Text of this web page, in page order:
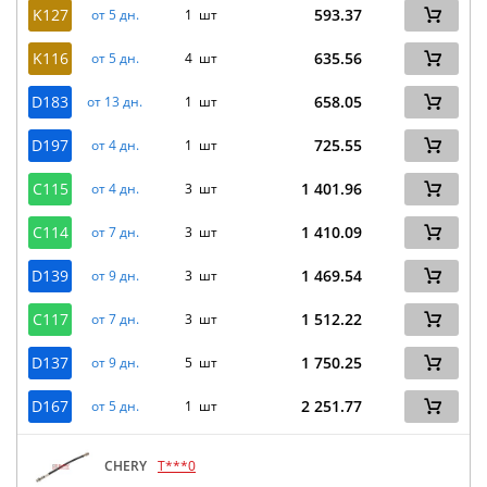
K127 от 5 дн. 1 шт 593.37
K116 от 5 дн. 4 шт 635.56
D183 от 13 дн. 1 шт 658.05
D197 от 4 дн. 1 шт 725.55
C115 от 4 дн. 3 шт 1 401.96
C114 от 7 дн. 3 шт 1 410.09
D139 от 9 дн. 3 шт 1 469.54
C117 от 7 дн. 3 шт 1 512.22
D137 от 9 дн. 5 шт 1 750.25
D167 от 5 дн. 1 шт 2 251.77
CHERY T***0